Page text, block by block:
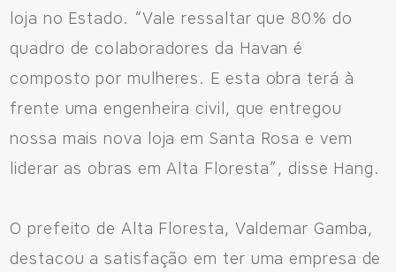
loja no Estado. “Vale ressaltar que 80% do
quadro de colaboradores da Havan é
composto por mulheres. E esta obra terá à
frente uma engenheira civil, que entregou
nossa mais nova loja em Santa Rosa e vem
liderar as obras em Alta Floresta”, disse Hang.
O prefeito de Alta Floresta, Valdemar Gamba,
destacou a satisfação em ter uma empresa de